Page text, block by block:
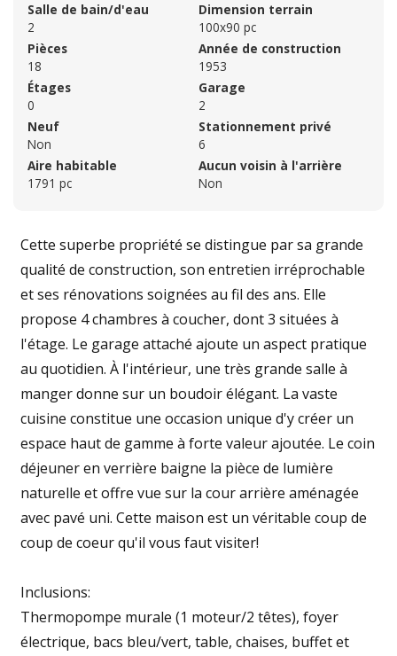
Salle de bain/d'eau
2
Pièces
18
Étages
0
Neuf
Non
Aire habitable
1791 pc
Dimension terrain
100x90 pc
Année de construction
1953
Garage
2
Stationnement privé
6
Aucun voisin à l'arrière
Non
Cette superbe propriété se distingue par sa grande
qualité de construction, son entretien irréprochable
et ses rénovations soignées au fil des ans. Elle
propose 4 chambres à coucher, dont 3 situées à
l'étage. Le garage attaché ajoute un aspect pratique
au quotidien. À l'intérieur, une très grande salle à
manger donne sur un boudoir élégant. La vaste
cuisine constitue une occasion unique d'y créer un
espace haut de gamme à forte valeur ajoutée. Le coin
déjeuner en verrière baigne la pièce de lumière
naturelle et offre vue sur la cour arrière aménagée
avec pavé uni. Cette maison est un véritable coup de
coup de coeur qu'il vous faut visiter!
Inclusions:
Thermopompe murale (1 moteur/2 têtes), foyer
électrique, bacs bleu/vert, table, chaises, buffet et